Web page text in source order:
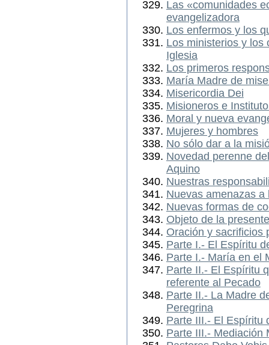
Las «comunidades
evangelizadora
Los enfermos y los
Los ministerios y los
Iglesia
Los primeros
María Madre de
Misericordia Dei
Misioneros e
Moral y nueva
Mujeres y hombres
No sólo dar a la
Novedad perenne
Aquino
Nuestras
Nuevas amenazas a
Nuevas formas de
Objeto de la
Oración y sacrificios
Parte I.- El Espíritu
Parte I.- María en el
Parte II.- El Espíritu
referente al Pecado
Parte II.- La Madre
Peregrina
Parte III.- El Espíritu
Parte III.- Mediación